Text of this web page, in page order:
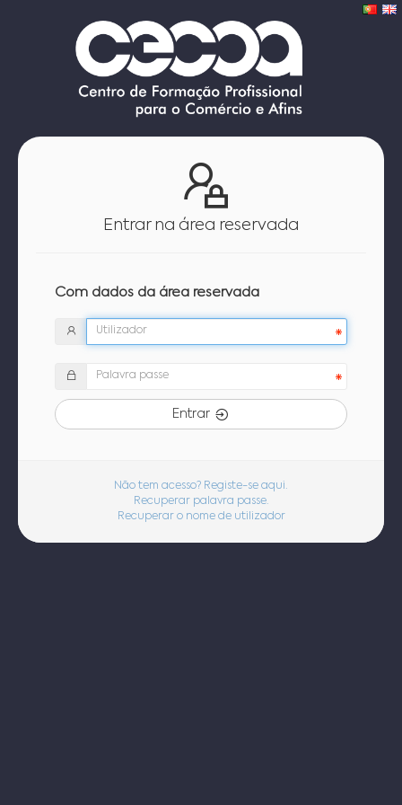
Entrar na área reservada
Com dados da área reservada
Entrar
Não tem acesso? Registe-se aqui.
Recuperar palavra passe.
Recuperar o nome de utilizador